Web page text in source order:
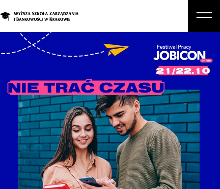
O nas
Studia
Studia podyplomowe i kursy
Kandydat
Zapisz się na studia